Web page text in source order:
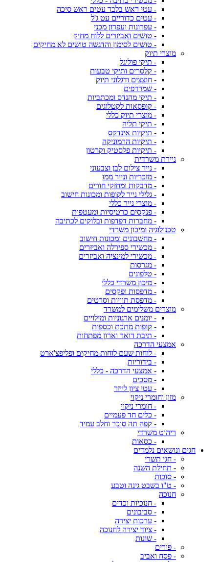
- עטי ראש בלבד עטים ראש סיכה
- עטים כדוריים עט ג'ל
- עפרונות ועפרון מכני
- טושים ואביזרים ללוח מחיק
- טושים לסימון והדגשה טושים לא מחיקים
מוצרי תיוק
- תיקי פוליגל
- קלסרים ותיקי טבעות
- חוצצים ודגלוני תיוק
- שמרדפים
- תיקי מהנדס ומכתביות
- קופסאות לקטלוגים
- מוצרי תיוק כללי
- תיקי תליה
- תיקיות אינדקס
- תיקיות הרמוניקה
- תיקיות פלסטיק וקרטון
ניירת משרדית
- נייר צילום לבן וצבעוני
- מזכריות ונייר ממו
- מדבקות ומחזקי חורים
- גלילי נייר לקופות ומכונות חישוב
- מוצרי נייר כללי
- פנקסים כרטיסיות ומעטפות
- מחברות דפדפות ובלוקים לכתיבה
טכנולוגיה ומיכון משרדי
- מחשבונים ומכונות חישוב
- מכשירי ספירלה ואביזרים
- מכשירי למינציה ואביזרים
- מגרסות
- טלפונים
- מיכון משרדי כללי
- מדפסות ופקסים
- מדפסת תוויות וסרטים
מוצרים משלימים למשרד
- יומנים ארגוניות ומילויים
- קופות מתכת וכספות
- תיבת דואר וארון מפתחות
אמצעי הדרכה
- לוחות שעם לוחות מחיקים ופליפצ'ארט
- בידוריות
- אמצעי הדרכה - כללי
- מסכים
- עטי ציון לייזר
מזון וחומרי ניקוי
- חומרי ניקוי
- כלים חד פעמיים
- קפה תה סוכר וחלב עמיד
ריהוט משרדי
- כסאות
חגים ונושאים נלמדים
- חגי תשרי
- תחילת השנה
- סוכות
- ט"ו בשבט גינה וטבע
חנוכה
- חנוכיות וכדים
- סביבונים
- ערכות יצירה
- ציוד יצירה לחנוכה
- שונות
- פורים
- פסח ואביב